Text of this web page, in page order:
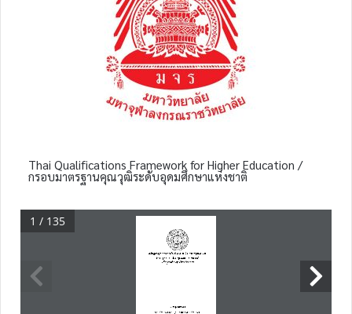
Thai Qualifications Framework for Higher Education /
กรอบมาตรฐานคุณวุฒิระดับอุดมศึกษาแห่งชาติ
หลักสูตรพุทธศาสตรบัณฑิต สาขาวิชาพระพุทธศาสนา
(หลักสูตรปรับปรุง พุทธศักราช ๒๕๖๐)
หลักสูตรปริญญาตรีทางวิชาการ
คณะพุทธศาสตร์
มหาวิทยาลัยมหาจุฬาลงกรณราชวิทยาลัย
1 / 135